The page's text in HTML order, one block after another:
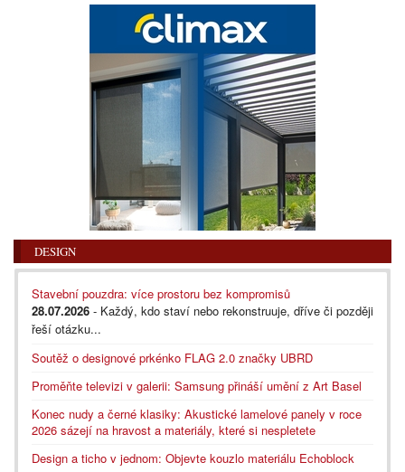
DESIGN
Stavební pouzdra: více prostoru bez kompromisů
28.07.2026 - Každý, kdo staví nebo rekonstruuje, dříve či později
řeší otázku...
Soutěž o designové prkénko FLAG 2.0 značky UBRD
Proměňte televizi v galerii: Samsung přináší umění z Art Basel
Konec nudy a černé klasiky: Akustické lamelové panely v roce
2026 sázejí na hravost a materiály, které si nespletete
Design a ticho v jednom: Objevte kouzlo materiálu Echoblock